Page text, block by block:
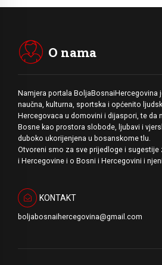
O nama
Namjera portala BoljaBosnaiHercegovina
naučna, kulturna, sportska i općenito
Hercegovaca u domovini i dijaspori, te da
Bosne kao prostora slobode, ljubavi i
duboko ukorijenjena u bosanskome tlu.
Otvoreni smo za sve prijedloge i sugestije
i Hercegovine i o Bosni i Hercegovini i
KONTAKT
boljabosnaihercegovina@gmail.com